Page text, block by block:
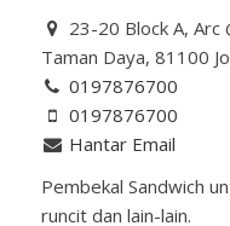
23-20 Block A, Arc
Taman Daya, 81100
0197876700
0197876700
Hantar Email
Pembekal Sandwich
runcit dan lain-lain.